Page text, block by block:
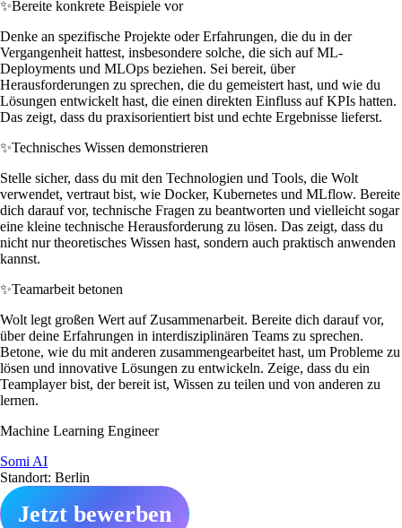
✨Bereite konkrete Beispiele vor
Denke an spezifische Projekte oder Erfahrungen, die du in der
Vergangenheit hattest, insbesondere solche, die sich auf ML-
Deployments und MLOps beziehen. Sei bereit, über
Herausforderungen zu sprechen, die du gemeistert hast, und wie du
Lösungen entwickelt hast, die einen direkten Einfluss auf KPIs hatten.
Das zeigt, dass du praxisorientiert bist und echte Ergebnisse lieferst.
✨Technisches Wissen demonstrieren
Stelle sicher, dass du mit den Technologien und Tools, die Wolt
verwendet, vertraut bist, wie Docker, Kubernetes und MLflow. Bereite
dich darauf vor, technische Fragen zu beantworten und vielleicht sogar
eine kleine technische Herausforderung zu lösen. Das zeigt, dass du
nicht nur theoretisches Wissen hast, sondern auch praktisch anwenden
kannst.
✨Teamarbeit betonen
Wolt legt großen Wert auf Zusammenarbeit. Bereite dich darauf vor,
über deine Erfahrungen in interdisziplinären Teams zu sprechen.
Betone, wie du mit anderen zusammengearbeitet hast, um Probleme zu
lösen und innovative Lösungen zu entwickeln. Zeige, dass du ein
Teamplayer bist, der bereit ist, Wissen zu teilen und von anderen zu
lernen.
Machine Learning Engineer
Somi AI
Standort: Berlin
Jetzt bewerben